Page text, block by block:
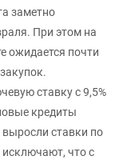
заметно
При этом на
ожидается почти
ставку с 9,5%
кредиты
выросли ставки по
что с